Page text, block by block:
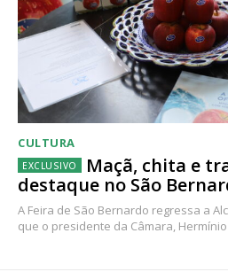
CULTURA
Maçã, chita e
destaque no São
A Feira de São Bernardo regressa a
que o presidente da Câmara, Hermínio